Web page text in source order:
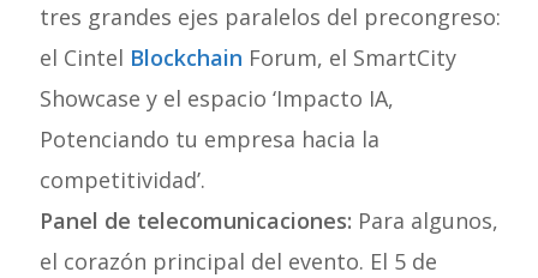
tres grandes ejes paralelos del precongreso:
el Cintel Blockchain Forum, el SmartCity
Showcase y el espacio ‘Impacto IA,
Potenciando tu empresa hacia la
competitividad’.
Panel de telecomunicaciones: Para algunos,
el corazón principal del evento. El 5 de